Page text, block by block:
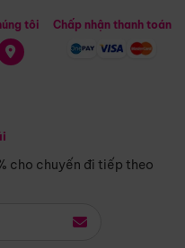
cho chuyến đi tiếp theo
tôi Chấp nhận thanh toán